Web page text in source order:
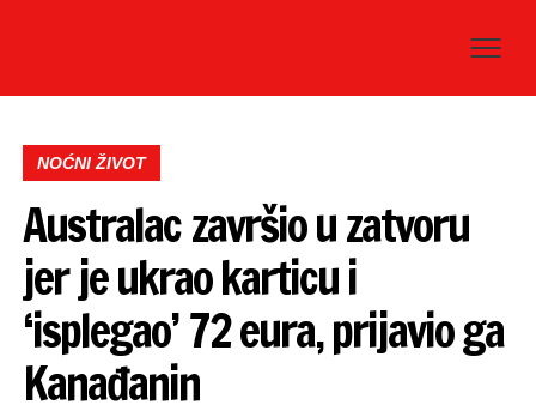
NOĆNI ŽIVOT
Australac završio u zatvoru
jer je ukrao karticu i
‘isplegao’ 72 eura, prijavio ga
Kanađanin